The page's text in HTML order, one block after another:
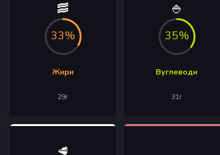
🥓
33%
Жири
29г
🍚
35%
Вуглеводи
31г
🥩